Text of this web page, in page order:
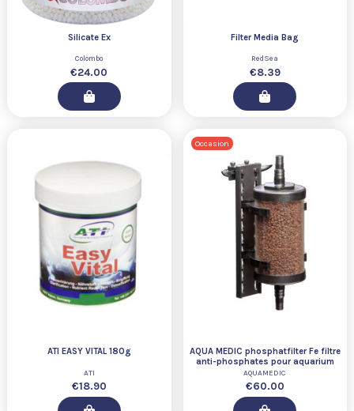
Silicate Ex
Colombo
€24.00
Filter Media Bag
RedSea
€8.39
ATI EASY VITAL 180g
ATI
€18.90
Occasion
AQUA MEDIC phosphatfilter Fe filtre
anti-phosphates pour aquarium
d'eau douce et d'eau...
AQUAMEDIC
€60.00